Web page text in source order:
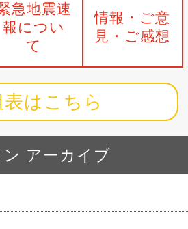
急地震速
報につい
て
情報・ご意
見・ご感想
表はこちら
アーカイブ